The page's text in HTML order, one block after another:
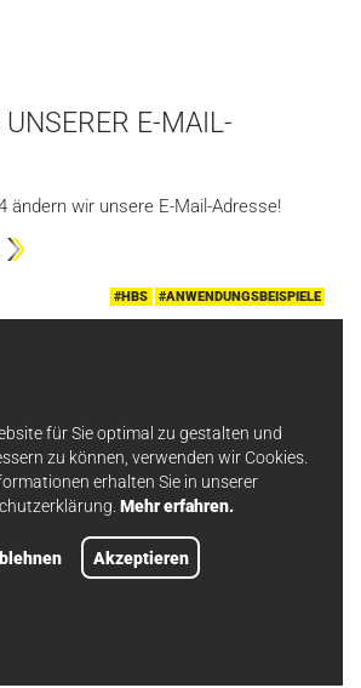
E-MAIL-
ändern wir unsere E-Mail-Adresse!
#HBS #ANWENDUNGSBEISPIELE
für Sie optimal zu gestalten und
zu können, verwenden wir Cookies.
erhalten Sie in unserer
Mehr erfahren.
Akzeptieren